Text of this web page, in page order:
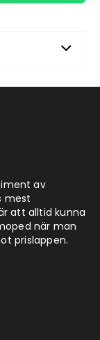
av
mest
att alltid kunna
när man
prislappen.